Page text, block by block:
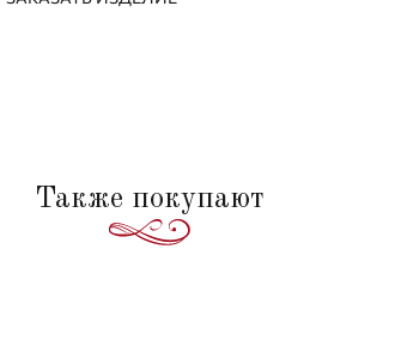
Также покупают